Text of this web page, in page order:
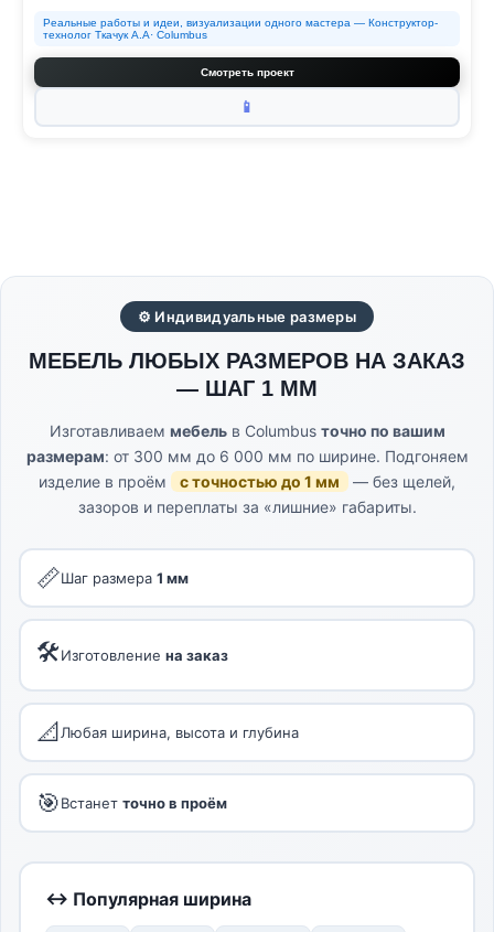
Реальные работы и идеи, визуализации одного мастера — Конструктор-
технолог Ткачук А.А· Columbus
Смотреть проект
📱
⚙ Индивидуальные размеры
МЕБЕЛЬ ЛЮБЫХ РАЗМЕРОВ НА ЗАКАЗ
— ШАГ 1 ММ
Изготавливаем мебельв Columbus точно по вашим
размерам: от 300 мм до 6 000 мм по ширине. Подгоняем
изделие в проём
с точностью до 1 мм
— без щелей,
зазоров и переплаты за «лишние» габариты.
📏Шаг размера 1 мм
🛠Изготовление на заказ
📐 Любая ширина, высота и глубина
🎯Встанет точно в проём
↔ Популярная ширина